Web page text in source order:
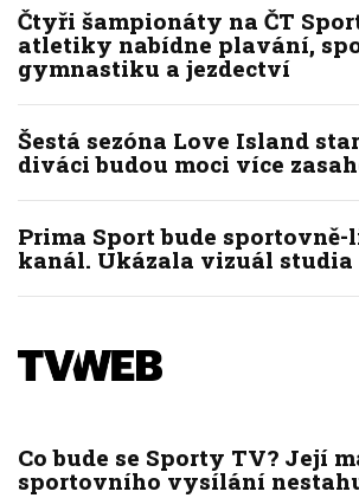
Čtyři šampionáty na ČT
atletiky nabídne plavání,
gymnastiku a jezdectví
Šestá sezóna Love Island
diváci budou moci více
Prima Sport bude
kanál. Ukázala vizuál studia
Co bude se Sporty TV? Její
sportovního vysílání